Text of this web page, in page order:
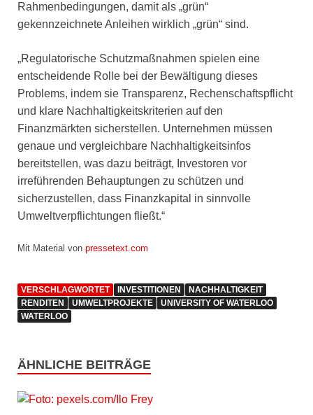
Rahmenbedingungen, damit als „grün“
gekennzeichnete Anleihen wirklich „grün“ sind.
„Regulatorische Schutzmaßnahmen spielen eine
entscheidende Rolle bei der Bewältigung dieses
Problems, indem sie Transparenz, Rechenschaftspflicht
und klare Nachhaltigkeitskriterien auf den
Finanzmärkten sicherstellen. Unternehmen müssen
genaue und vergleichbare Nachhaltigkeitsinfos
bereitstellen, was dazu beiträgt, Investoren vor
irreführenden Behauptungen zu schützen und
sicherzustellen, dass Finanzkapital in sinnvolle
Umweltverpflichtungen fließt.“
Mit Material von pressetext.com
VERSCHLAGWORTET INVESTITIONEN
NACHHALTIGKEIT
RENDITEN
UMWELTPROJEKTE
UNIVERSITY OF WATERLOO
WATERLOO
ÄHNLICHE BEITRÄGE